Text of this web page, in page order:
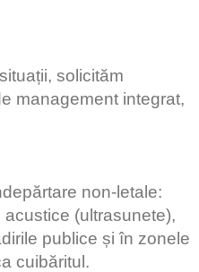
solicităm
management integrat,
non-letale:
(ultrasunete),
publice și în zonele
cuibăritul.